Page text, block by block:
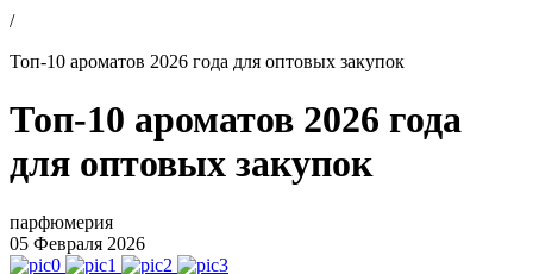
/
Топ-10 ароматов 2026 года для оптовых закупок
Топ-10 ароматов 2026 года
для оптовых закупок
парфюмерия
05 Февраля 2026